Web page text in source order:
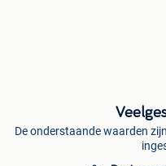
De onderstaande waarden